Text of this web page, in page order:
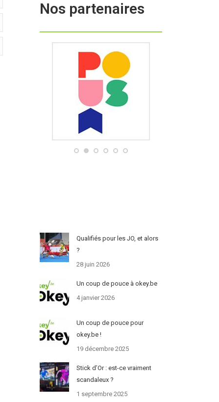
Nos partenaires
Qualifiés pour les JO, et alors
?
28 juin 2026
Un coup de pouce à okey.be
4 janvier 2026
Un coup de pouce pour
okey.be !
19 décembre 2025
Stick d’Or : est-ce vraiment
scandaleux ?
1 septembre 2025